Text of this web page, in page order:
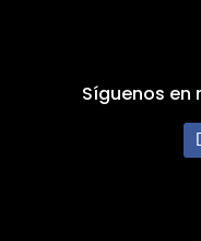
Síguenos en